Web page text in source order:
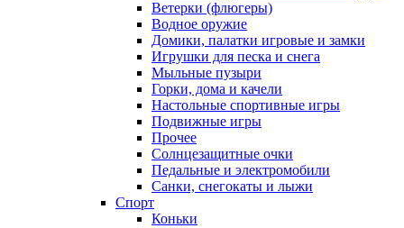
Ветерки (флюгеры)
Водное оружие
Домики, палатки игровые и замки
Игрушки для песка и снега
Мыльные пузыри
Горки, дома и качели
Настольные спортивные игры
Подвижные игры
Прочее
Солнцезащитные очки
Педальные и электромобили
Санки, снегокаты и лыжи
Спорт
Коньки